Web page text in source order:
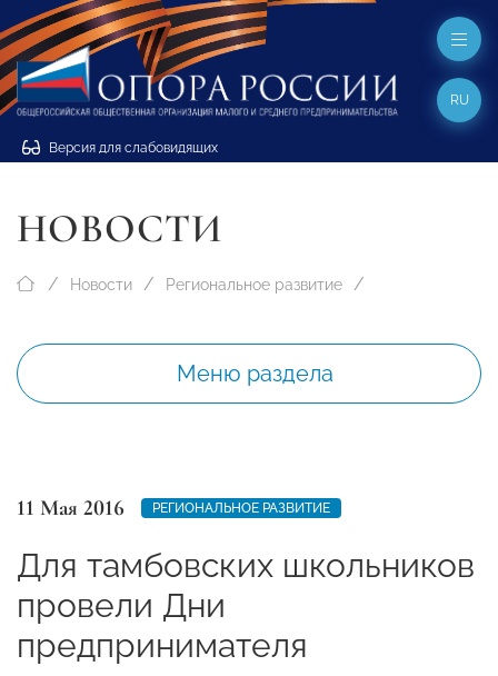
Версия для слабовидящих
RU
НОВОСТИ
Новости Региональное развитие
Меню раздела
11 Мая 2016 РЕГИОНАЛЬНОЕ РАЗВИТИЕ
Для тамбовских школьников
провели Дни
предпринимателя